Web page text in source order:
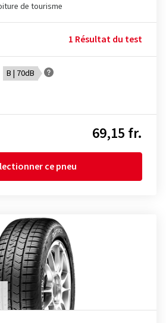
de tourisme
1 Résultat du test
B | 70dB
69,15 fr.
ce pneu